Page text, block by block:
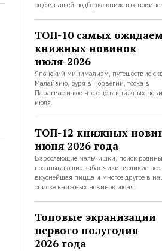
ещё в нашей подборке книжных
ТОП-10 самых
книжных новинок
июля-2026
Японский минимализм, путешествие
Малайзию, буря в Норвегии, тоска в
Парагвае и кое-что ещё в книжных
июля.
ТОП-12 книжных
июня 2026 года
Взрослеющие мальчишки, поиск
посапывающие кабанчики, великие
вкуснейшая пицца и многое другое в
списке книжных новинок июня.
Топовые экранизации
первого полугодия
2026 года